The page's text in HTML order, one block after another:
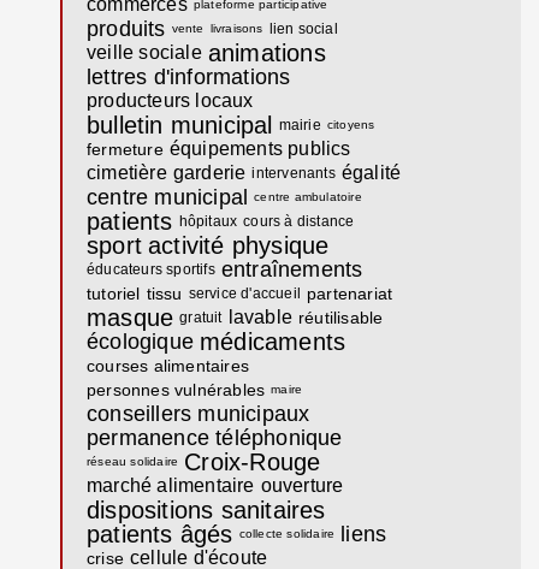
plateforme participative
produits vente livraisons lien social
veille sociale animations
lettres d'informations
producteurs locaux
bulletin municipal mairie citoyens
fermeture équipements publics
cimetière garderie intervenants égalité
centre municipal centre ambulatoire
patients hôpitaux cours à distance
sport activité physique
éducateurs sportifs entraînements
tutoriel tissu service d'accueil partenariat
masque gratuit lavable réutilisable
écologique médicaments
courses alimentaires
personnes vulnérables maire
conseillers municipaux
permanence téléphonique
réseau solidaire Croix-Rouge
marché alimentaire ouverture
dispositions sanitaires
patients âgés collecte solidaire liens
crise cellule d'écoute